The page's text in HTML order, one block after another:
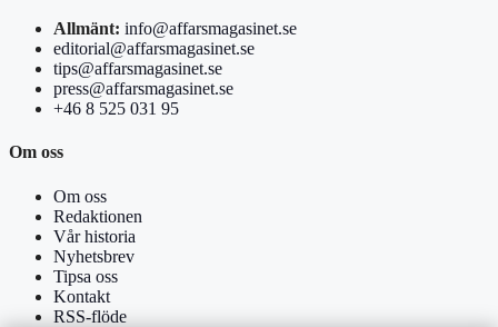
Allmänt: info@affarsmagasinet.se
editorial@affarsmagasinet.se
tips@affarsmagasinet.se
press@affarsmagasinet.se
+46 8 525 031 95
Om oss
Om oss
Redaktionen
Vår historia
Nyhetsbrev
Tipsa oss
Kontakt
RSS-flöde